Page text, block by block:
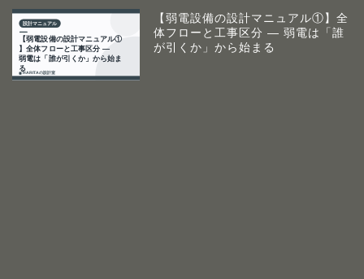
【弱電設備の設計マニュアル①】全
体フローと工事区分 ― 弱電は「誰
が引くか」から始まる